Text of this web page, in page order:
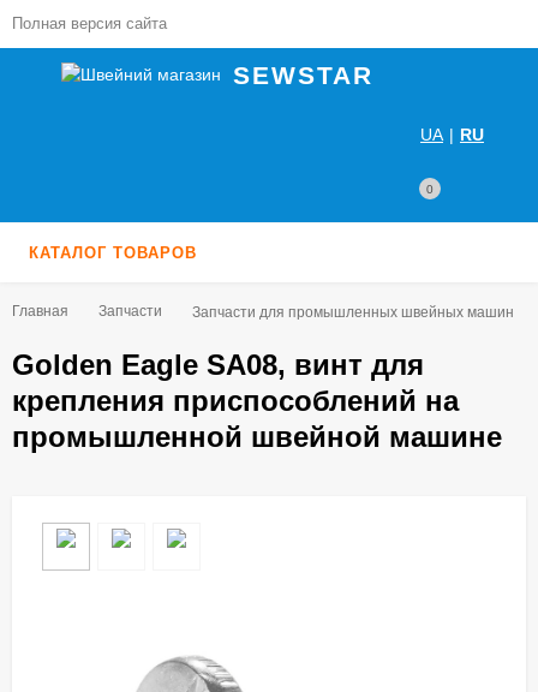
Полная версия сайта
UA | RU
0
SEWSTAR
КАТАЛОГ ТОВАРОВ
Главная Запчасти Запчасти для промышленных швейных машин
Golden Eagle SA08, винт для
крепления приспособлений на
промышленной швейной машине